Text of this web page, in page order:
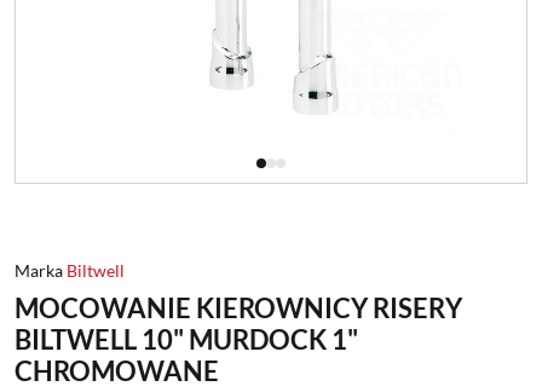
Marka Biltwell
MOCOWANIE KIEROWNICY RISERY
BILTWELL 10" MURDOCK 1"
CHROMOWANE